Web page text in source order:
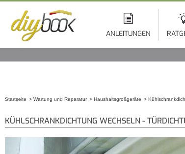
ANLEITUNGEN
Startseite Wartung und Reparatur Haushaltsgroßgeräte
KÜHLSCHRANKDICHTUNG WECHSELN -